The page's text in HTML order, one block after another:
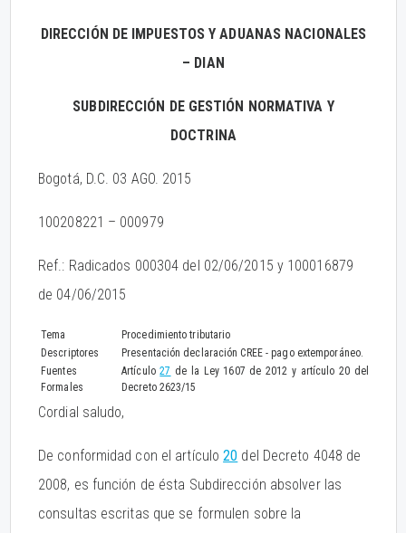
DIRECCIÓN DE IMPUESTOS Y ADUANAS NACIONALES
– DIAN
SUBDIRECCIÓN DE GESTIÓN NORMATIVA Y
DOCTRINA
Bogotá, D.C. 03 AGO. 2015
100208221 – 000979
Ref.: Radicados 000304 del 02/06/2015 y 100016879
de 04/06/2015
Tema
Procedimiento tributario
Descriptores
Presentación declaración CREE - pago extemporáneo.
Fuentes
Formales
Artículo27 de la Ley 1607 de 2012 y artículo 20 del
Decreto 2623/15
Cordial saludo,
De conformidad con el artículo20 del Decreto 4048 de
2008, es función de ésta Subdirección absolver las
consultas escritas que se formulen sobre la